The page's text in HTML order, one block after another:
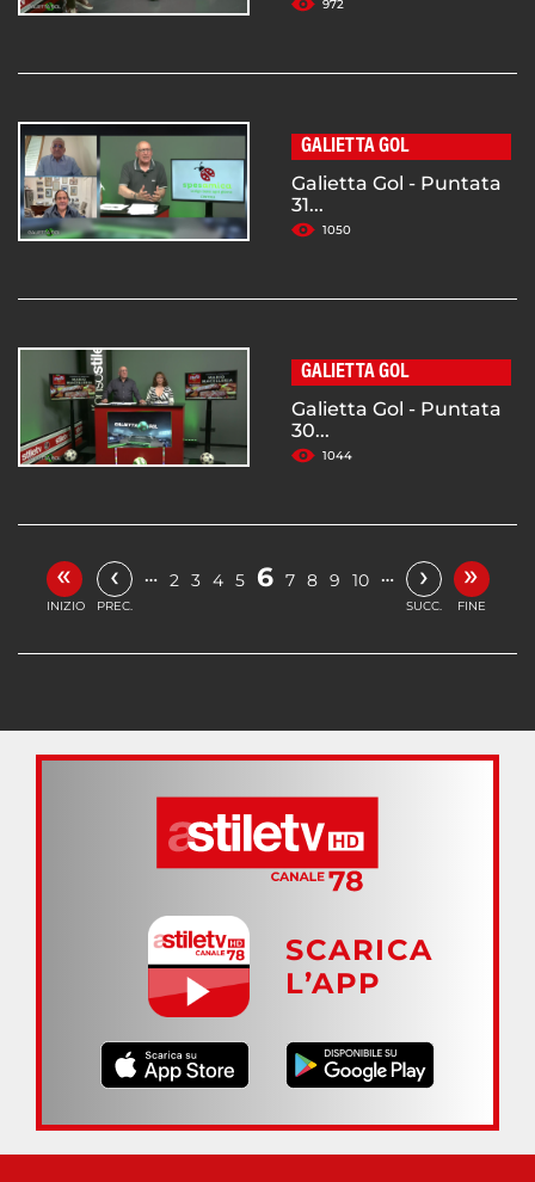
972
GALIETTA GOL
Galietta Gol - Puntata
31...
1050
GALIETTA GOL
Galietta Gol - Puntata
30...
1044
«
INIZIO
‹
PREC.
… 2 3 4 5 6 7 8 9 10 … ›
SUCC.
»
FINE
SCARICA
L’APP